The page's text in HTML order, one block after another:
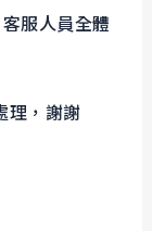
客服人員全體
理，謝謝